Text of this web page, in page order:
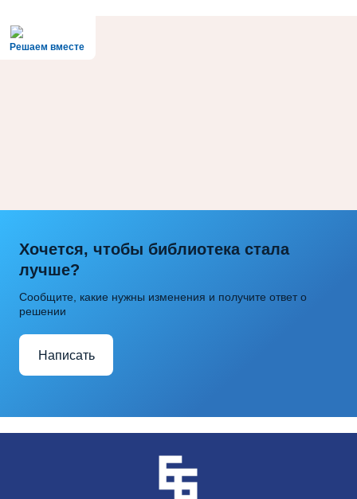
Решаем вместе
Хочется, чтобы библиотека стала
лучше?
Сообщите, какие нужны изменения и получите ответ о
решении
Написать